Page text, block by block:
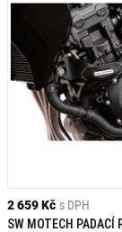
2 659 Kč s DPH
SW MOTECH PADACÍ